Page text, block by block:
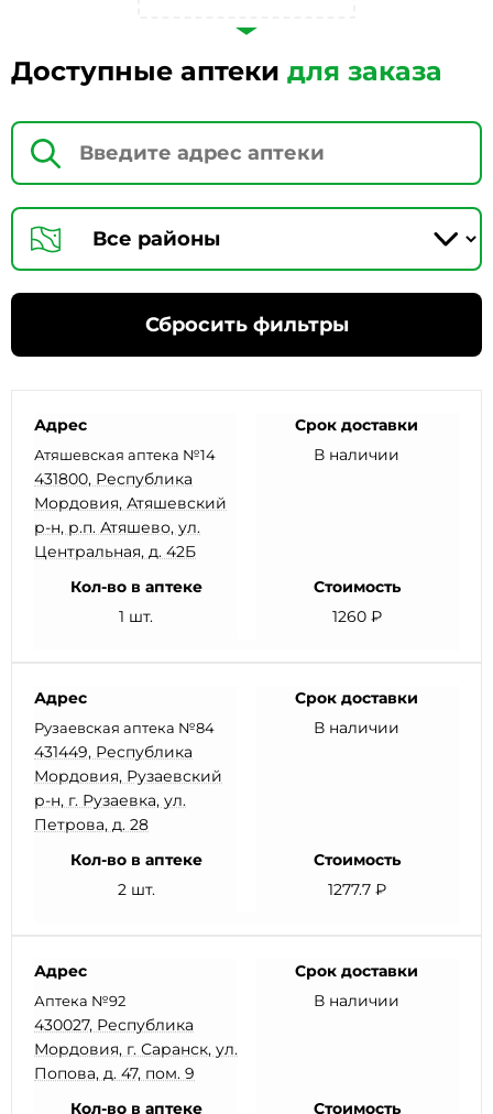
Доступные аптеки для заказа
Сбросить фильтры
Адрес
Атяшевская аптека №14
431800, Республика
Мордовия, Атяшевский
р-н, р.п. Атяшево, ул.
Центральная, д. 42Б
Срок доставки
В наличии
Кол-во в аптеке
1 шт.
Стоимость
1260 ₽
Адрес
Рузаевская аптека №84
431449, Республика
Мордовия, Рузаевский
р-н, г. Рузаевка, ул.
Петрова, д. 28
Срок доставки
В наличии
Кол-во в аптеке
2 шт.
Стоимость
1277.7 ₽
Адрес
Аптека №92
430027, Республика
Мордовия, г. Саранск, ул.
Попова, д. 47, пом. 9
Срок доставки
В наличии
Кол-во в аптеке Стоимость